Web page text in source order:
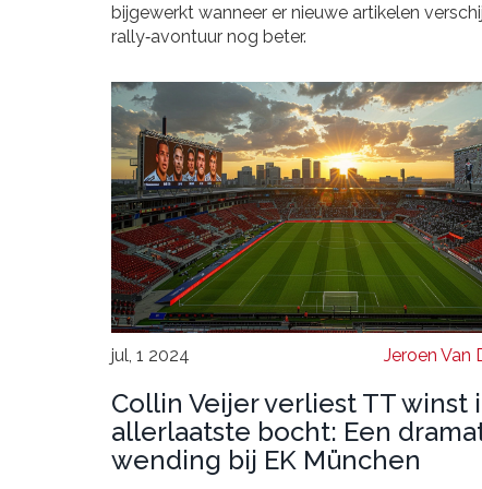
bijgewerkt wanneer er nieuwe artikelen
rally‑avontuur nog beter.
jul, 1 2024 Jeroen Van
Collin Veijer verliest TT winst
allerlaatste bocht: Een
wending bij EK München